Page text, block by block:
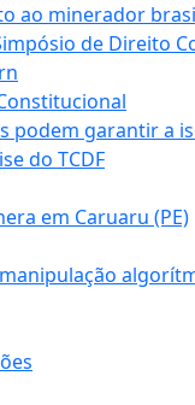
ao minerador
de Direito
podem garantir a
do TCDF
em Caruaru (PE)